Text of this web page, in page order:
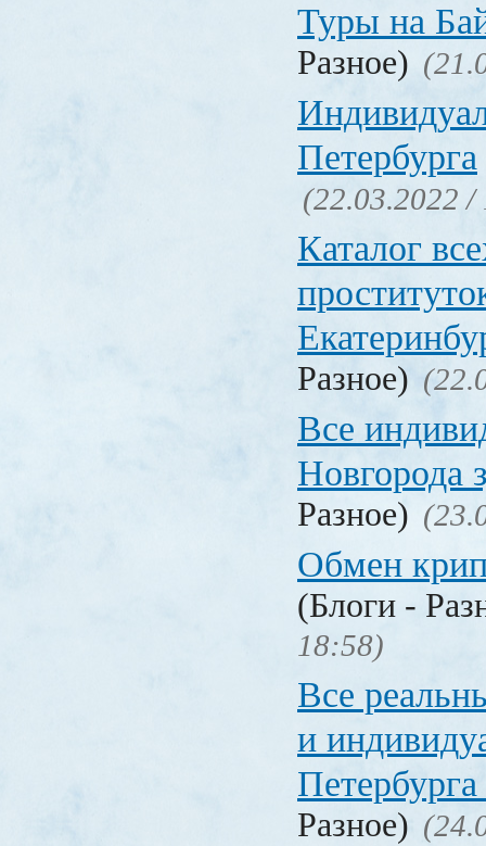
Туры на
Разное)
Петербурга
(22.03.2022 /
Каталог
Разное)
Все
Новгорода
Разное)
Обмен
(Блоги -
18:58)
Все
и
Петербурга
Разное)